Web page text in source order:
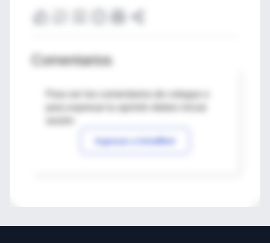
Comentarios
Para ver los comentarios de colegas o
Ingresar a IntraMed